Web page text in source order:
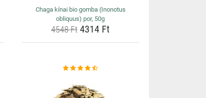
Chaga kínai bio gomba (Inonotus
obliquus) por, 50g
4548 Ft 4314 Ft